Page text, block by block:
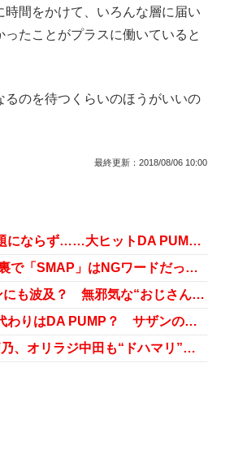
間をかけて、いろんな層に届い
たことがプラスに働いていると
のを待つくらいのほうがいいの
最終更新： 2018/08/06 10:00
KEN☆Tackeyデビューシングル1位獲得も、話題にならず……大ヒットDA PUMP「U.S.A.」との違いとは!?
中居正広の前でISSAがサプライズ演出！ その裏で「SMAP」はNGワードだった……
DA PUMP再ブレークがSMAPファンやV6ファンにも波及？ 無邪気な“おじさん力”が功を奏す
ジャニーズ枠“削減”必至の『紅白』 TOKIOの代わりはDA PUMP？ サザンのバーターでD・フジオカ出演の可能性も
DA PUMP、早くも「紅白」出演内定！ 指原莉乃、オリラジ中田も“ドハマリ”のダサかっこよさ